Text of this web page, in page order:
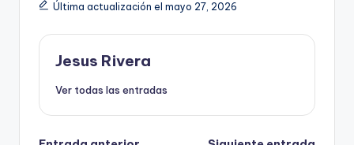
Última actualización el mayo 27, 2026
Jesus Rivera
Ver todas las entradas